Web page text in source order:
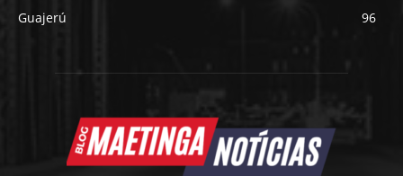
Guajerú
96